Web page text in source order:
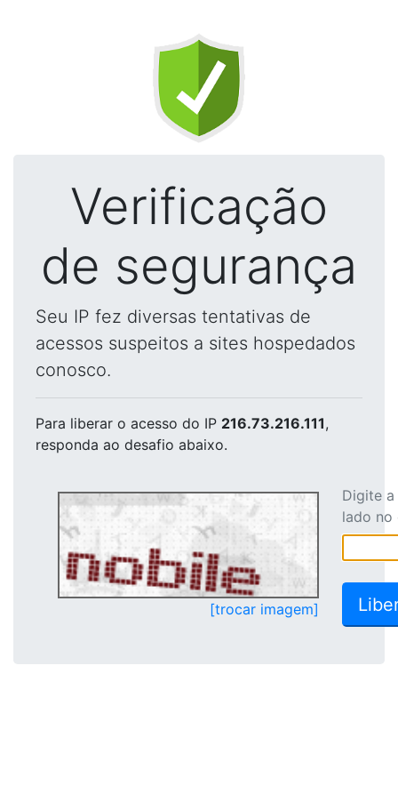
Verificação
de segurança
Seu IP fez diversas tentativas de
acessos suspeitos a sites hospedados
conosco.
Para liberar o acesso do IP 216.73.216.111,
responda ao desafio abaixo.
[trocar imagem]
Digite
lado no